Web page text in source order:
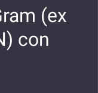
(ex
con